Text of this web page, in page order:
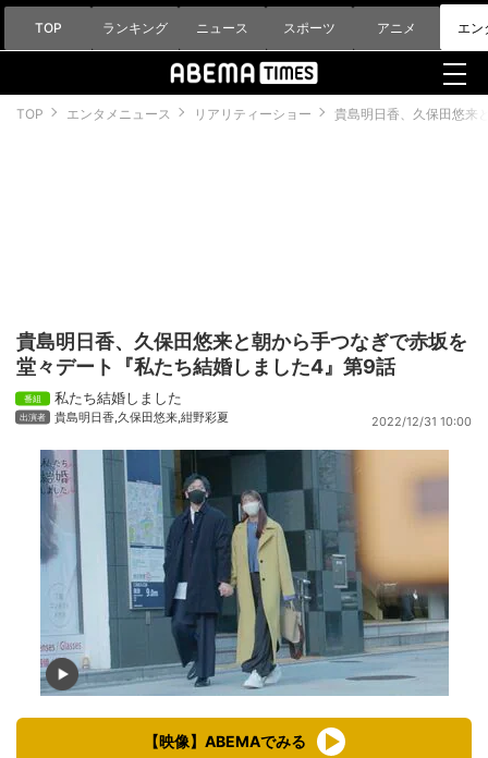
TOP ランキング ニュース スポーツ アニメ エン
TOP エンタメニュース リアリティーショー 貴島明日香、久保田悠来
貴島明日香、久保田悠来と朝から手つなぎで赤坂を
堂々デート『私たち結婚しました4』第9話
私たち結婚しました
貴島明日香,久保田悠来,紺野彩夏 2022/12/31 10:00
【映像】ABEMAでみる